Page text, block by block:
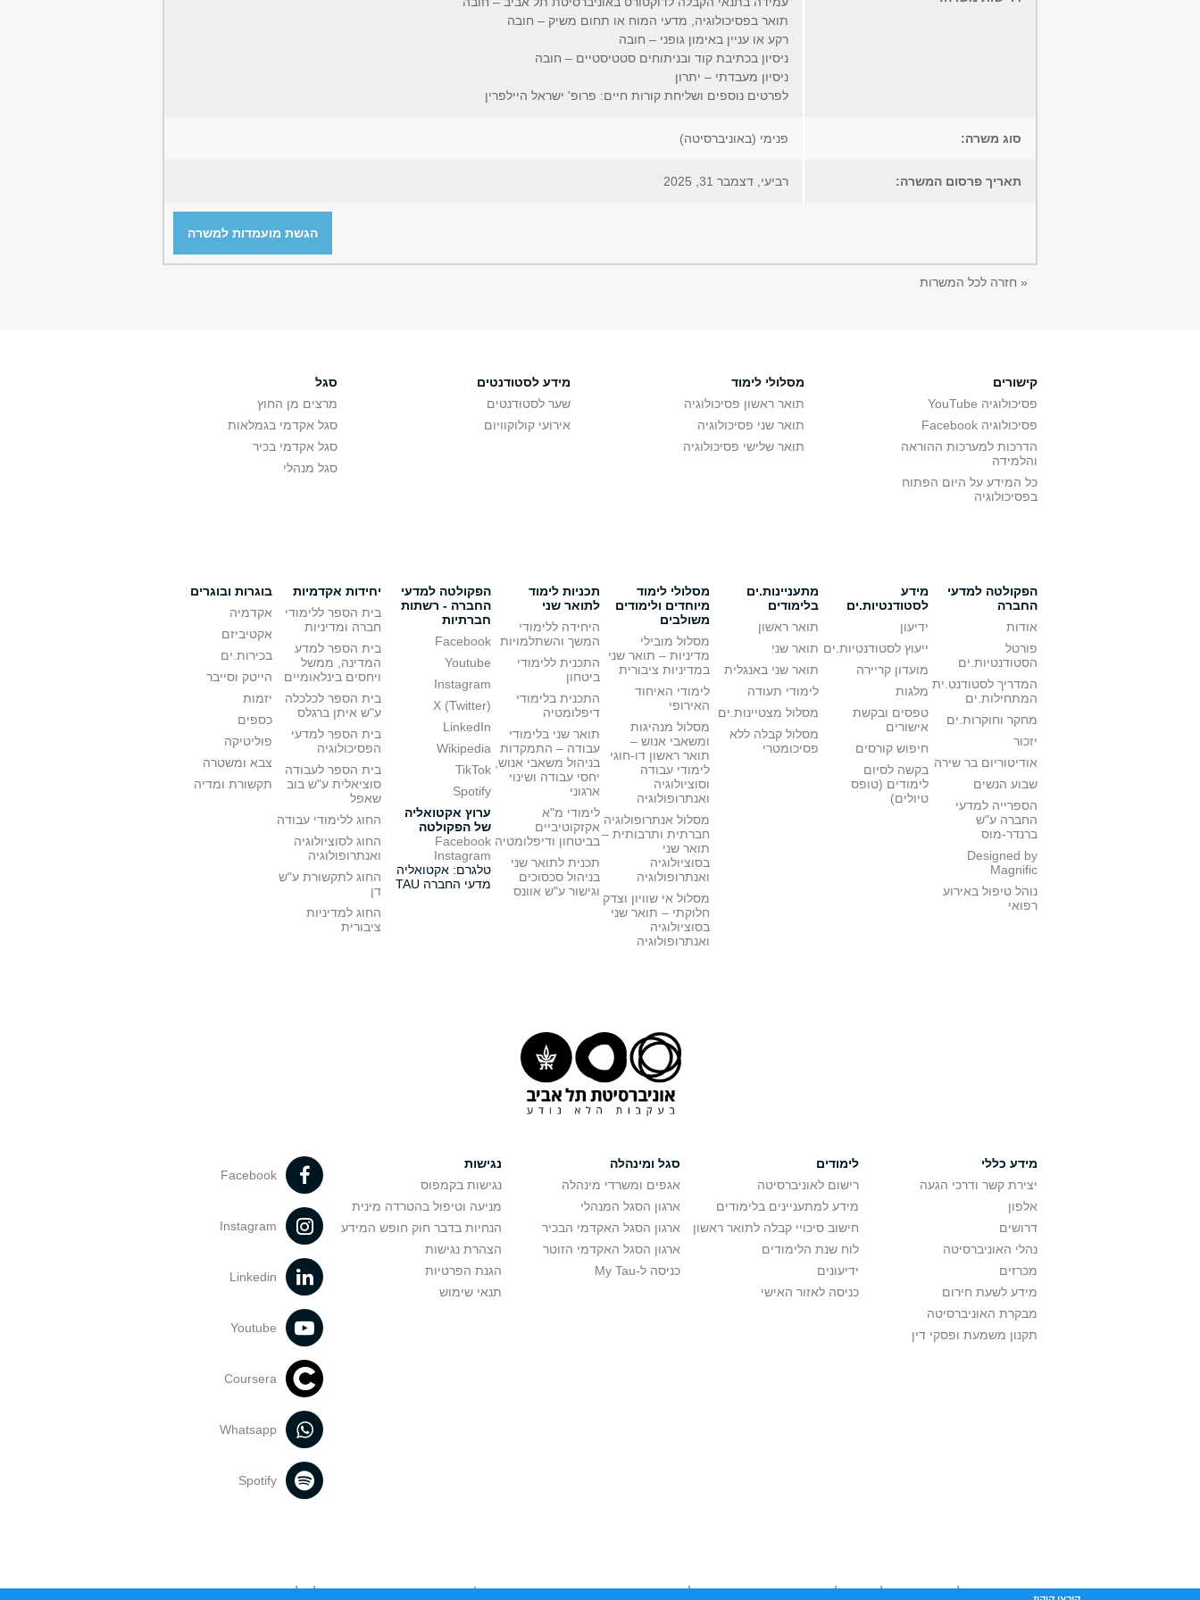
תואר בפסיכולוגיה, מדעי המוח או תחום משיק – חובה
רקע או עניין באימון גופני – חובה
ניסיון בכתיבת קוד ובניתוחים סטטיסטיים – חובה
ניסיון מעבדתי – יתרון
לפרטים נוספים ושליחת קורות חיים: פרופ' ישראל היילפרין
סוג משרה: פנימי (באוניברסיטה)
תאריך פרסום המשרה: רביעי, דצמבר 31, 2025
הגשת מועמדות למשרה
« חזרה לכל המשרות
קישורים
פסיכולוגיה YouTube
פסיכולוגיה Facebook
הדרכות למערכות ההוראה
והלמידה
כל המידע על היום הפתוח
בפסיכולוגיה
מסלולי לימוד
תואר ראשון פסיכולוגיה
תואר שני פסיכולוגיה
תואר שלישי פסיכולוגיה
מידע לסטודנטים
שער לסטודנטים
אירועי קולוקוויום
סגל
מרצים מן החוץ
סגל אקדמי בגמלאות
סגל אקדמי בכיר
סגל מנהלי
הפקולטה למדעי
החברה
אודות
פורטל
הסטודנטיות.ים
המדריך לסטודנט.ית
המתחילות.ים
מחקר וחוקרות.ים
יזכור
אודיטוריום בר שירה
שבוע הנשים
הספרייה למדעי
החברה ע"ש
ברנדר-מוס
Designed by
Magnific
נוהל טיפול באירוע
רפואי
מידע
לסטודנטיות.ים
ידיעון
ייעוץ לסטודנטיות.ים
מועדון קריירה
מלגות
טפסים ובקשת
אישורים
חיפוש קורסים
בקשה לסיום
לימודים (טופס
טיולים)
מתעניינות.ים
בלימודים
תואר ראשון
תואר שני
תואר שני באנגלית
לימודי תעודה
מסלול מצטיינות.ים
מסלול קבלה ללא
פסיכומטרי
מסלולי לימוד
מיוחדים ולימודים
משולבים
מסלול מובילי
מדיניות – תואר שני
במדיניות ציבורית
לימודי האיחוד
האירופי
מסלול מנהיגות
ומשאבי אנוש –
תואר ראשון דו-חוגי
לימודי עבודה
וסוציולוגיה
ואנתרופולוגיה
מסלול אנתרופולוגיה
חברתית ותרבותית –
תואר שני
בסוציולוגיה
ואנתרופולוגיה
מסלול אי שוויון וצדק
חלוקתי – תואר שני
בסוציולוגיה
ואנתרופולוגיה
תכניות לימוד
לתואר שני
היחידה ללימודי
המשך והשתלמויות
התכנית ללימודי
ביטחון
התכנית בלימודי
דיפלומטיה
תואר שני בלימודי
עבודה – התמקדות
בניהול משאבי אנוש,
יחסי עבודה ושינוי
ארגוני
לימודי מ"א
אקזקוטיביים
בביטחון ודיפלומטיה
תכנית לתואר שני
בניהול סכסוכים
וגישור ע"ש אוונס
הפקולטה למדעי
החברה - רשתות
חברתיות
Facebook
Youtube
Instagram
X (Twitter)
LinkedIn
Wikipedia
TikTok
Spotify
ערוץ אקטואליה
של הפקולטה
Facebook
Instagram
טלגרם: אקטואליה
מדעי החברה TAU
יחידות אקדמיות
בית הספר ללימודי
חברה ומדיניות
בית הספר למדע
המדינה, ממשל
ויחסים בינלאומיים
בית הספר לכלכלה
ע"ש איתן ברגלס
בית הספר למדעי
הפסיכולוגיה
בית הספר לעבודה
סוציאלית ע"ש בוב
שאפל
החוג ללימודי עבודה
החוג לסוציולוגיה
ואנתרופולוגיה
החוג לתקשורת ע"ש
דן
החוג למדיניות
ציבורית
בוגרות ובוגרים
אקדמיה
אקטיביזם
בכירות.ים
הייטק וסייבר
יזמות
כספים
פוליטיקה
צבא ומשטרה
תקשורת ומדיה
מידע כללי
יצירת קשר ודרכי הגעה
אלפון
דרושים
נהלי האוניברסיטה
מכרזים
מידע לשעת חירום
מבקרת האוניברסיטה
תקנון משמעת ופסקי דין
לימודים
רישום לאוניברסיטה
מידע למתעניינים בלימודים
חישוב סיכויי קבלה לתואר ראשון
לוח שנת הלימודים
ידיעונים
כניסה לאזור האישי
סגל ומינהלה
אגפים ומשרדי מינהלה
ארגון הסגל המנהלי
ארגון הסגל האקדמי הבכיר
ארגון הסגל האקדמי הזוטר
כניסה ל-My Tau
נגישות
נגישות בקמפוס
מניעה וטיפול בהטרדה מינית
הנחיות בדבר חוק חופש המידע
הצהרת נגישות
הגנת הפרטיות
תנאי שימוש
Facebook
Instagram
Linkedin
Youtube
Coursera
Whatsapp
Spotify
אוניברסיטת תל אביב עושה כל מאמץ לכבד זכויות יוצרים. אם בבעלותך זכויות יוצרים בתכנים שנמצאים פה ו/או השימוש שנעשה בתכנים אלה לדעתך מפר זכויות